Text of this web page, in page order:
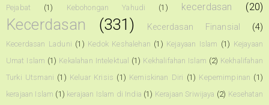
Pejabat
(1) Kebohongan Yahudi (1) kecerdasan (20)
Kecerdasan (331) Kecerdasan Finansial (4)
Kecerdasan Laduni (1) Kedok Keshalehan (1) Kejayaan Islam (1) Kejayaan
Umat Islam (1) Kekalahan Intelektual (1) Kekhalifahan Islam (2) Kekhalifahan
Turki Utsmani (1) Keluar Krisis (1) Kemiskinan Diri (1) Kepemimpinan (1)
kerajaan Islam (1) kerajaan Islam di India (1) Kerajaan Sriwijaya (2) Kesehatan